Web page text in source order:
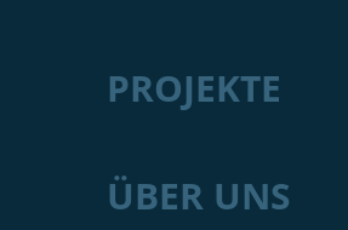
PROJEKTE
ÜBER UNS